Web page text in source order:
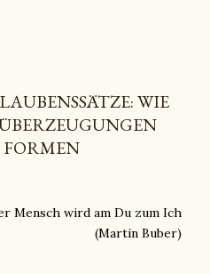
WIE
Mensch wird am Du zum Ich
(Martin Buber)